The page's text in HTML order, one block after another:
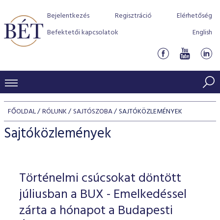
Bejelentkezés Regisztráció
Elérhetőség
Befektetői kapcsolatok
English
KERESKEDÉSI ADATOK
INDEXEK
Jelzáloglevél indexek
Vállalati kötvény indexek
Azonnali Piac
Részvények
Származékos piac
BEFEKTETŐK
Részvény szekció
Hitelpapír szekció
BÉT szabályzatok
Befektetővédelem
Alkalmazott díjstruktúra
Elszámolás
Részvény és vállalati kötvény tőzsdei bevezetését
program
BÉT Xtend - Részvénypiac egyszerűen
TŐZSDETAGOK
Tőzsdetagok, üzletkötők
VENDOROK
FŐOLDAL RÓLUNK SAJTÓSZOBA SAJTÓKÖZLEMÉNYEK
Sajtóközlemények
Történelmi csúcsokat döntött
júliusban a BUX - Emelkedéssel
zárta a hónapot a Budapesti